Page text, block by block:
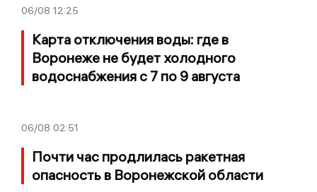
06/08 12:25
Карта отключения воды: где в
Воронеже не будет холодного
водоснабжения с 7 по 9 августа
06/08 02:51
Почти час продлилась ракетная
опасность в Воронежской области